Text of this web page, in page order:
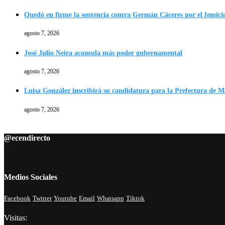
Quedó en firme la sentencia contra Germán Cáceres por el
agosto 7, 2026
José Julio Neira acumula más poder gubernamental
agosto 7, 2026
Luisa González inscribirá su candidatura para la Prefectura de
agosto 7, 2026
@ecendirecto
Medios Sociales
Facebook Twitter Youtube Email Whatsapp Tiktok
Visitas: